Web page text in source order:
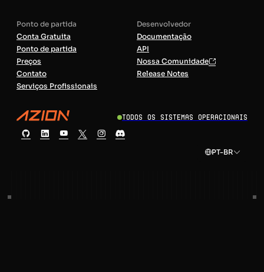
Ponto de partida
Conta Gratuita
Ponto de partida
Preços
Contato
Serviços Profissionais
Desenvolvedor
Documentação
API
Nossa Comunidade
Release Notes
Todos os sistemas operacionais
PT-BR